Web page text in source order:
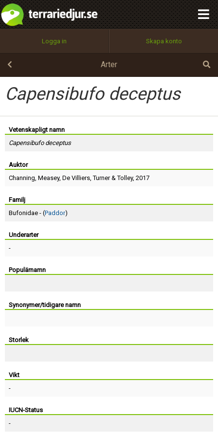
Logga in Skapa konto
Arter
Capensibufo deceptus
Vetenskapligt namn
Capensibufo deceptus
Auktor
Channing, Measey, De Villiers,Turner&Tolley, 2017
Familj
Bufonidae - (Paddor)
Underarter
-
Populärnamn
Synonymer/tidigare namn
Storlek
Vikt
-
IUCN-Status
-
Utför
100%
OK
integritetspolicy
Namn:
Epost:
Användarnamn:
Lösenord:
Terms of Service
Begär nytt lösenord
Tillbaka till förstasidan